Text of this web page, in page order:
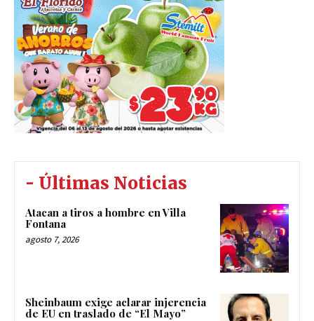
- Últimas Noticias
Atacan a tiros a hombre en Villa
Fontana
agosto 7, 2026
Sheinbaum exige aclarar injerencia
de EU en traslado de “El Mayo”